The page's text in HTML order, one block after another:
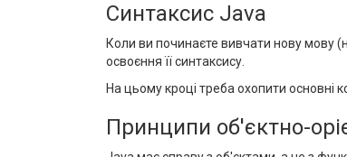
Синтаксис Java
Коли ви починаєте вивчати нову мову
освоєння її синтаксису.
На цьому кроці треба охопити основні
Принципи об'єктно-